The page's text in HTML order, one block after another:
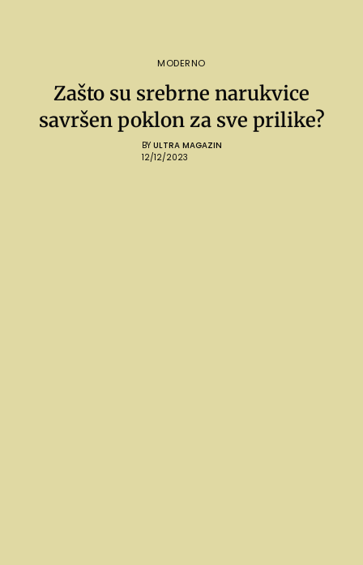
MODERNO
Zašto su srebrne narukvice
savršen poklon za sve prilike?
BY ULTRA MAGAZIN
12/12/2023